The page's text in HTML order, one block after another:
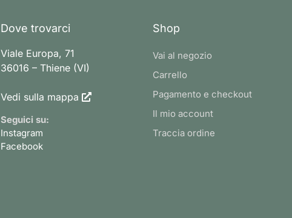
Dove trovarci
Viale Europa, 71
36016 – Thiene (VI)
Vedi sulla mappa
Seguici su:
Instagram
Facebook
Shop
Vai al negozio
Carrello
Pagamento e checkout
Il mio account
Traccia ordine